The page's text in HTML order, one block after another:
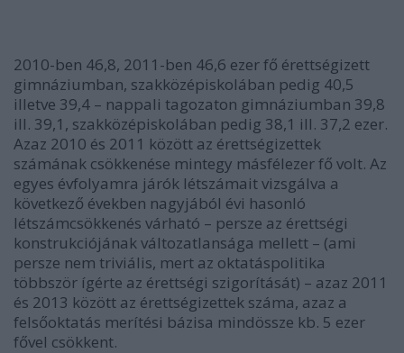
2010-ben 46,8, 2011-ben 46,6 ezer fő érettségizett
gimnáziumban, szakközépiskolában pedig 40,5
illetve 39,4 – nappali tagozaton gimnáziumban 39,8
ill. 39,1, szakközépiskolában pedig 38,1 ill. 37,2 ezer.
Azaz 2010 és 2011 között az érettségizettek
számának csökkenése mintegy másfélezer fő volt. Az
egyes évfolyamra járók létszámait vizsgálva a
következő években nagyjából évi hasonló
létszámcsökkenés várható – persze az érettségi
konstrukciójának változatlansága mellett – (ami
persze nem triviális, mert az oktatáspolitika
többször ígérte az érettségi szigorítását) – azaz 2011
és 2013 között az érettségizettek száma, azaz a
felsőoktatás merítési bázisa mindössze kb. 5 ezer
fővel csökkent.